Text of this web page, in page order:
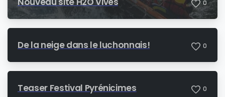
0
De la neige dans le luchonnais! 0
Teaser Festival Pyrénicimes 0